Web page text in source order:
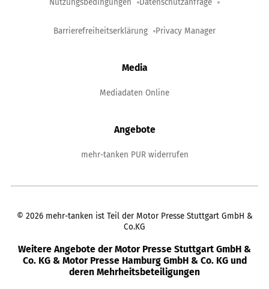
Nutzungsbedingungen Datenschutzanfrage
Barrierefreiheitserklärung Privacy Manager
Media
Mediadaten Online
Angebote
mehr-tanken PUR widerrufen
© 2026 mehr-tanken ist Teil der Motor Presse Stuttgart GmbH &
Co.KG
Weitere Angebote der Motor Presse Stuttgart GmbH &
Co. KG & Motor Presse Hamburg GmbH & Co. KG und
deren Mehrheitsbeteiligungen